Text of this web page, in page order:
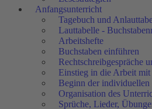
Anfangsunterricht
Tagebuch und
Lauttabelle -
Arbeitshefte
Buchstaben einführen
Rechtschreibgespräche
Einstieg in die Arbeit
Beginn der individuellen
Organisation des
Sprüche, Lieder,